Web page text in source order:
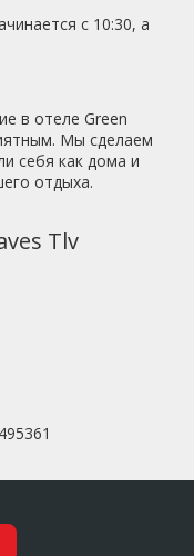
с 10:30, а
в отеле Green
Мы сделаем
себя как дома и
отдыха.
Tlv